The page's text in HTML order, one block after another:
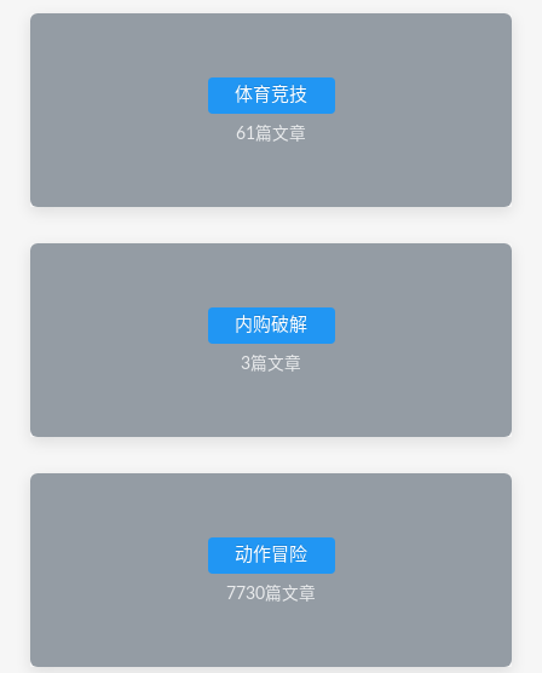
体育竞技
61篇文章
内购破解
3篇文章
动作冒险
7730篇文章